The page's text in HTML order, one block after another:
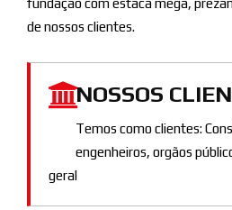
fundação com estaca mega,
de nossos clientes.
NOSSOS
Temos como clientes:
engenheiros, orgãos
geral